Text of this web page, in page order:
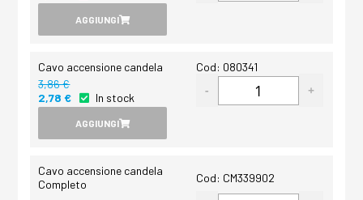
AGGIUNGI
Cavo accensione candela
Cod: 080341
3,86 €
2,78 €
In stock
AGGIUNGI
Cavo accensione candela
Completo
Cod: CM339902